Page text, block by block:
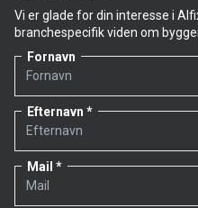
Vi er glade for din interesse i
branchespecifik viden om
Fornavn
Efternavn
Mail